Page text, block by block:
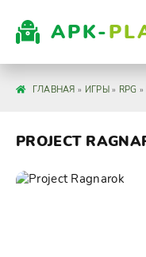
APK-
ГЛАВНАЯ » ИГРЫ» RPG
PROJECT